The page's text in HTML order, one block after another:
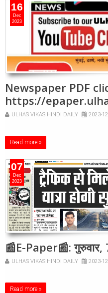
16
Dec
2023
Newspaper PDF
https://
ULHAS VIKAS HINDI DAILY 2023-
Read more »
07
Dec
2023
📰E-Paper📰:
ULHAS VIKAS HINDI DAILY 2023-
Read more »